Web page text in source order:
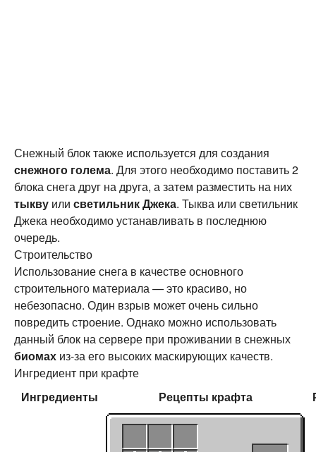
Снежный блок также используется для создания
снежного голема. Для этого необходимо поставить 2
блока снега друг на друга, а затем разместить на них
тыкву или светильник Джека. Тыква или светильник
Джека необходимо устанавливать в последнюю
очередь.
Строительство
Использование снега в качестве основного
строительного материала — это красиво, но
небезопасно. Один взрыв может очень сильно
повредить строение. Однако можно использовать
данный блок на сервере при проживании в снежных
биомах из-за его высоких маскирующих качеств.
Ингредиент при крафте
Ингредиенты
Рецепты крафта